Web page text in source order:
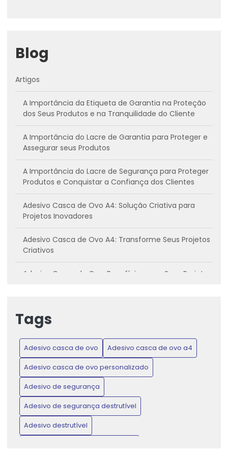
Blog
Artigos
A Importância da Etiqueta de Garantia na Proteção
dos Seus Produtos e na Tranquilidade do Cliente
A Importância do Lacre de Garantia para Proteger e
Assegurar seus Produtos
A Importância do Lacre de Segurança para Proteger
Produtos e Conquistar a Confiança dos Clientes
Adesivo Casca de Ovo A4: Solução Criativa para
Projetos Inovadores
Adesivo Casca de Ovo A4: Transforme Seus Projetos
Criativos
Adesivo Casca de Ovo: Benefícios para Seus Projetos
como utilizar
Adesivo Casca de Ovo: Inovação para Projetos
Criativos e Práticos
Adesivo Casca de Ovo: Proteja Produtos e Ganhe
Confiança do Consumidor
Adesivo Casca de Ovo: Transforme Seus Projetos de
Artesanato e Decoração
Tags
Adesivo casca de ovo
Adesivo casca de ovo a4
Adesivo casca de ovo personalizado
Adesivo de segurança
Adesivo de segurança destrutível
Adesivo destrutível